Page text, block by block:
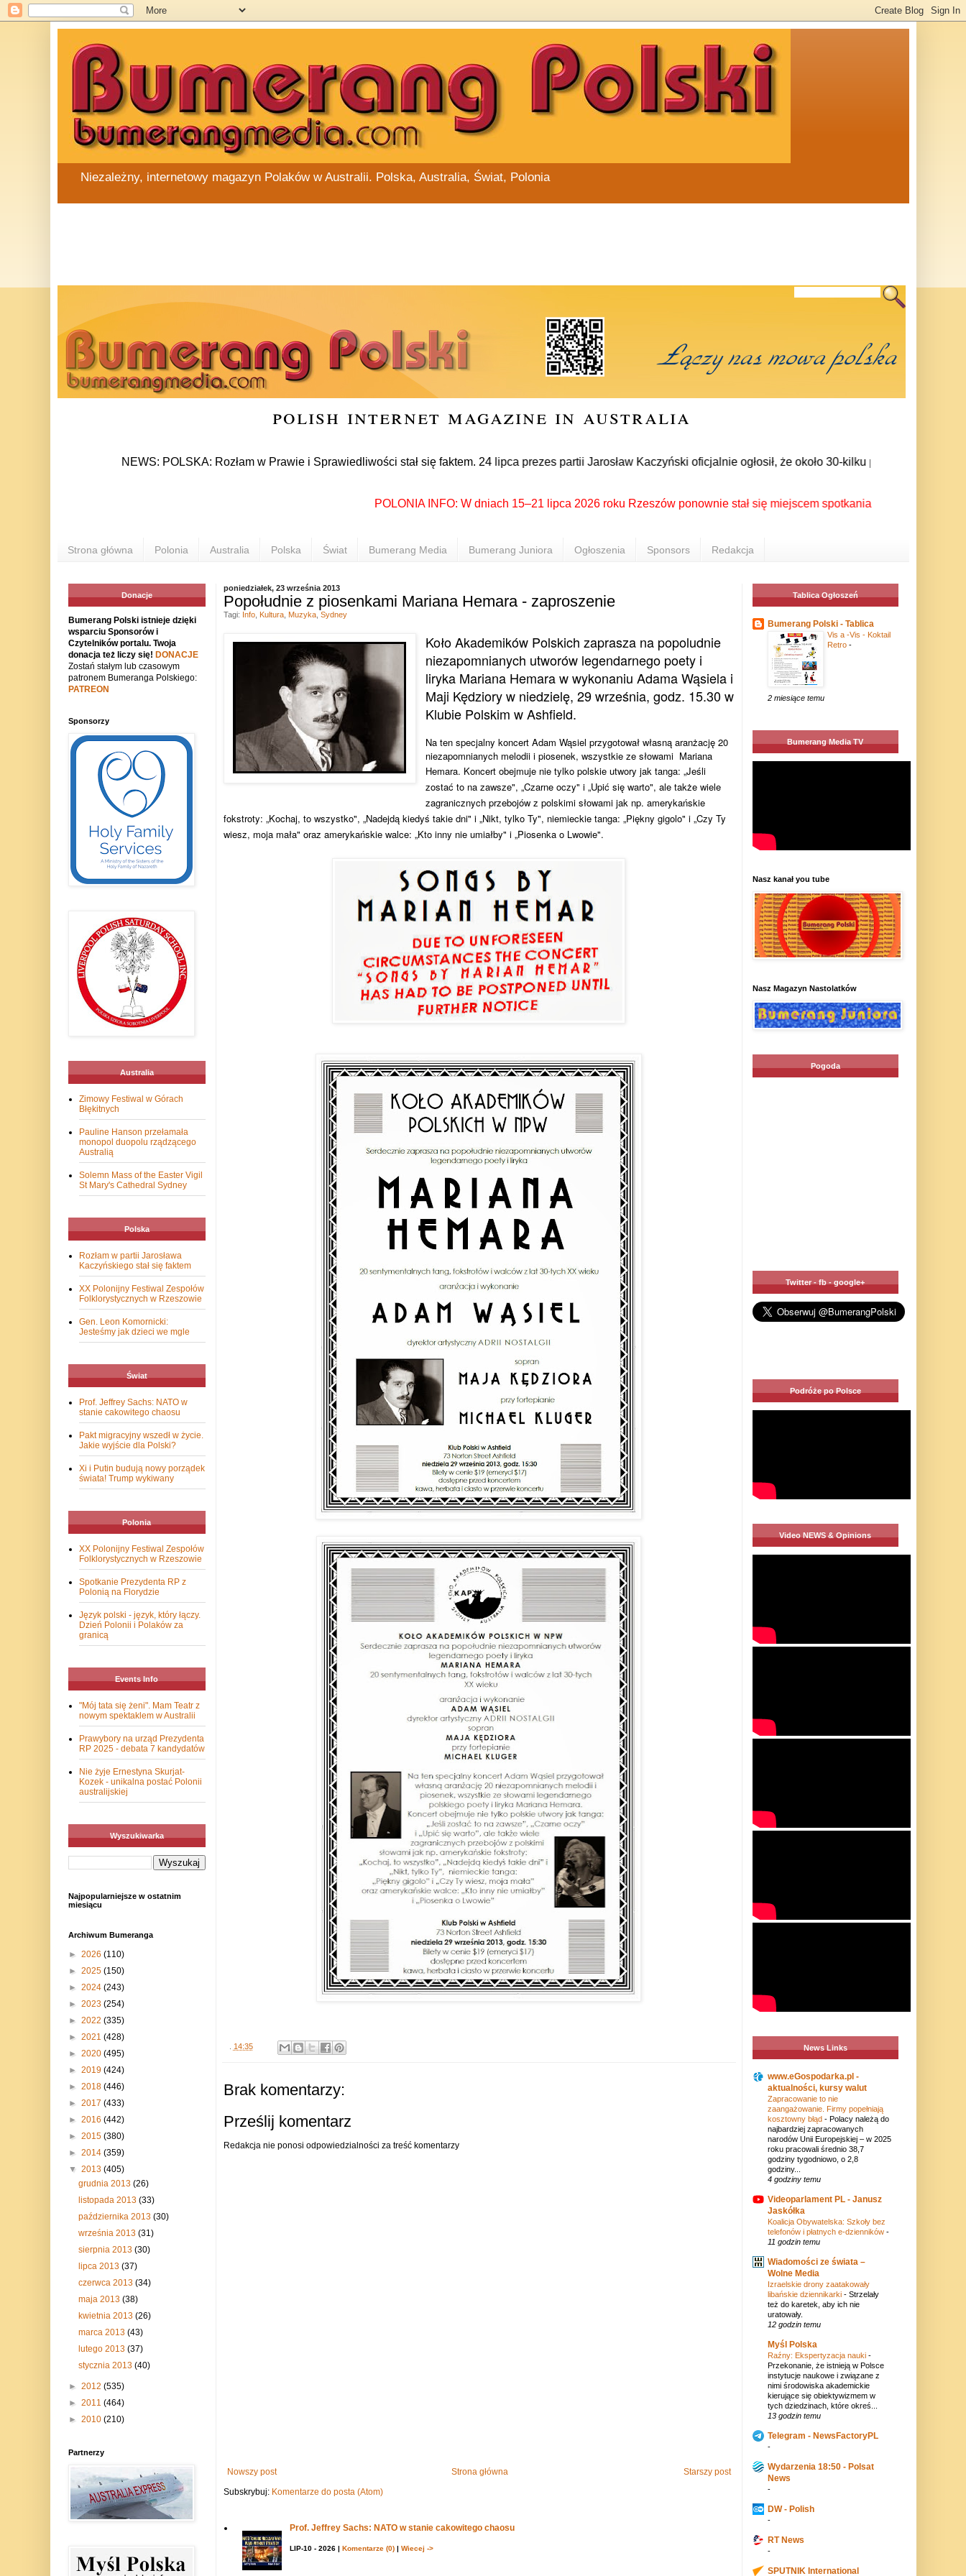
Niezależny, internetowy magazyn Polaków w Australii. Polska, Australia, Świat, Polonia
polish internet magazine in australia
NEWS: POLSKA: Rozłam w Prawie i Sprawiedliwości stał się faktem. 24 lipca prezes partii Jarosław Kaczyński oficjalnie ogłosił, że około 30-kilku posłów
POLONIA INFO: W dniach 15–21 lipca 2026 roku Rzeszów ponownie stał się miejscem spotkania Polonii z całego
Strona główna Polonia Australia Polska Świat Bumerang Media Bumerang Juniora Ogłoszenia Sponsors Redakcja
poniedziałek, 23 września 2013
Popołudnie z piosenkami Mariana Hemara - zaproszenie
Koło Akademików Polskich zaprasza na popoludnie
niezapomnianych utworów legendarnego poety i
liryka Mariana Hemara w wykonaniu Adama Wąsiela i
Maji Kędziory w niedzielę, 29 września, godz. 15.30 w
Klubie Polskim w Ashfield.
Na ten specjalny koncert Adam Wąsiel przygotował własną aranżację 20
niezapomnianych melodii i piosenek, wszystkie ze słowami Mariana
Hemara. Koncert obejmuje nie tylko polskie utwory jak tanga: „Jeśli
zostać to na zawsze", „Czarne oczy" i „Upić się warto", ale także wiele
zagranicznych przebojów z polskimi słowami jak np. amerykańskie
fokstroty: „Kochaj, to wszystko", „Nadejdą kiedyś takie dni" i „Nikt, tylko Ty", niemieckie tanga: „Piękny gigolo" i „Czy Ty
wiesz, moja mała" oraz amerykańskie walce: „Kto inny nie umiałby" i „Piosenka o Lwowie".
. 14:35
Tagi: Info, Kultura, Muzyka, Sydney
Brak komentarzy:
Prześlij komentarz
Redakcja nie ponosi odpowiedzialności za treść komentarzy
Nowszy post Starszy post
Strona główna
Subskrybuj: Komentarze do posta (Atom)
Prof. Jeffrey Sachs: NATO w stanie cakowitego chaosu
LIP-10 - 2026 | Komentarze (0)| Wiecej ->
Donacje
Bumerang Polski istnieje dzięki
wsparciu Sponsorów i
Czytelników portalu. Twoja
donacja też liczy się! DONACJE
Zostań stałym lub czasowym
patronem Bumeranga Polskiego:
PATREON
Sponsorzy
Australia
Zimowy Festiwal w Górach
Błękitnych
Pauline Hanson przełamała
monopol duopolu rządzącego
Australią
Solemn Mass of the Easter Vigil
St Mary's Cathedral Sydney
Polska
Rozłam w partii Jarosława
Kaczyńskiego stał się faktem
XX Polonijny Festiwal Zespołów
Folklorystycznych w Rzeszowie
Gen. Leon Komornicki:
Jesteśmy jak dzieci we mgle
Świat
Prof. Jeffrey Sachs: NATO w
stanie cakowitego chaosu
Pakt migracyjny wszedł w życie.
Jakie wyjście dla Polski?
Xi i Putin budują nowy porządek
świata! Trump wykiwany
Polonia
XX Polonijny Festiwal Zespołów
Folklorystycznych w Rzeszowie
Spotkanie Prezydenta RP z
Polonią na Florydzie
Język polski - język, który łączy.
Dzień Polonii i Polaków za
granicą
Events Info
"Mój tata się żeni". Mam Teatr z
nowym spektaklem w Australii
Prawybory na urząd Prezydenta
RP 2025 - debata 7 kandydatów
Nie żyje Ernestyna Skurjat-
Kozek - unikalna postać Polonii
australijskiej
Wyszukiwarka
Najpopularniejsze w ostatnim
miesiącu
Archiwum Bumeranga
► 2026 (110)
► 2025 (150)
► 2024 (243)
► 2023 (254)
► 2022 (335)
► 2021 (428)
► 2020 (495)
► 2019 (424)
► 2018 (446)
► 2017 (433)
► 2016 (442)
► 2015 (380)
► 2014 (359)
▼ 2013 (405)
grudnia 2013 (26)
listopada 2013 (33)
października 2013 (30)
września 2013 (31)
sierpnia 2013 (30)
lipca 2013 (37)
czerwca 2013 (34)
maja 2013 (38)
kwietnia 2013 (26)
marca 2013 (43)
lutego 2013 (37)
stycznia 2013 (40)
► 2012 (535)
► 2011 (464)
► 2010 (210)
Partnerzy
Tablica Ogłoszeń
Bumerang Polski - Tablica
Vis a -Vis - Koktail
Retro -
2 miesiące temu
Bumerang Media TV
Nasz kanał you tube
Nasz Magazyn Nastolatków
Pogoda
Twitter - fb - google+
Podróże po Polsce
Video NEWS & Opinions
News Links
www.eGospodarka.pl -
aktualności, kursy walut
Zapracowanie to nie
zaangażowanie. Firmy popełniają
kosztowny błąd - Polacy należą do
najbardziej zapracowanych
narodów Unii Europejskiej – w 2025
roku pracowali średnio 38,7
godziny tygodniowo, o 2,8
godziny...
4 godziny temu
Videoparlament PL - Janusz
Jaskółka
Koalicja Obywatelska: Szkoły bez
telefonów i płatnych e-dzienników -
11 godzin temu
Wiadomości ze świata –
Wolne Media
Izraelskie drony zaatakowały
libańskie dziennikarki - Strzelały
też do karetek, aby ich nie
uratowały.
12 godzin temu
Myśl Polska
Raźny: Ekspertyzacja nauki -
Przekonanie, że istnieją w Polsce
instytucje naukowe i związane z
nimi środowiska akademickie
kierujące się obiektywizmem w
tych dziedzinach, które okreś...
13 godzin temu
Telegram - NewsFactoryPL
-
Wydarzenia 18:50 - Polsat
News
-
DW - Polish
-
RT News
-
SPUTNIK International